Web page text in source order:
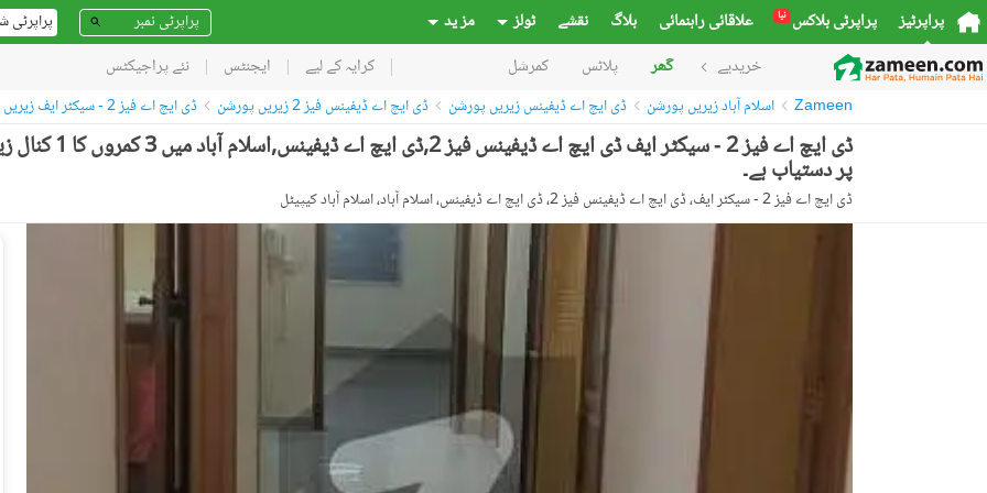
پراپرٹیز پراپرٹی بلاکس نیا علاقائی راہنمائی بلاگ نقشے ٹولز مز ید پراپرٹی
خریدیے گھر پلاٹس کمرشل کرایہ کے لیے ایجنٹس نئے پراجیکٹس
Zameen اسلام آباد زیریں پورشن ڈی ایچ اے ڈیفینس زیریں پورشن ڈی ایچ اے ڈیفینس فیز 2 زیریں پورشن ڈی ایچ اے فیز 2 - سیکٹر ایف زیریں پورشن
پر دستیاب ہے۔
ڈی ایچ اے فیز 2 - سیکٹر ایف، ڈی ایچ اے ڈیفینس فیز 2، ڈی ایچ اے ڈیفینس، اسلام آباد، اسلام آباد کیپیٹل